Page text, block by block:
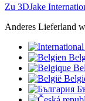
Zu 3DJake
Anderes Lieferland